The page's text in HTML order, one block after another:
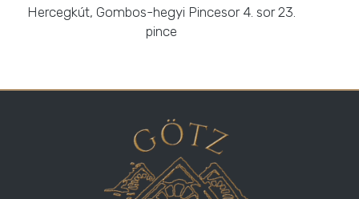
Hercegkút, Gombos-hegyi Pincesor 4. sor 23.
pince